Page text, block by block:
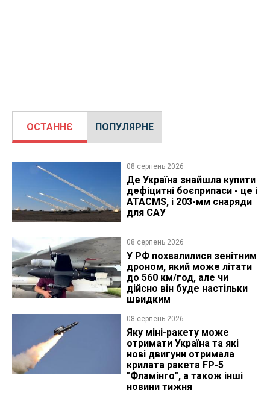
ОСТАННЄ ПОПУЛЯРНЕ
08 серпень 2026
Де Україна знайшла купити
дефіцитні боєприпаси - це і
ATACMS, і 203-мм снаряди
для САУ
08 серпень 2026
У РФ похвалилися зенітним
дроном, який може літати
до 560 км/год, але чи
дійсно він буде настільки
швидким
08 серпень 2026
Яку міні-ракету може
отримати Україна та які
нові двигуни отримала
крилата ракета FP-5
"Фламінго", а також інші
новини тижня